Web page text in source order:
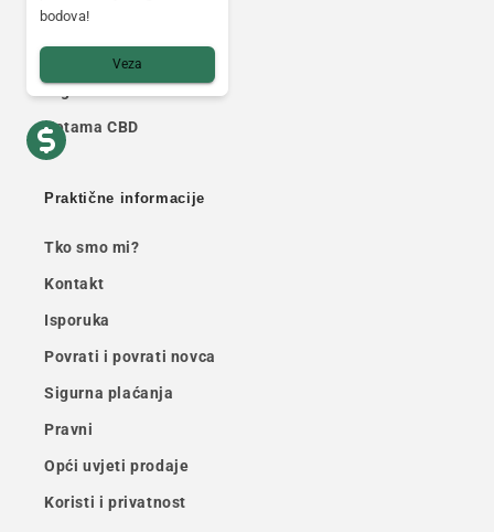
CBD pjenušavo žuto
Afghan Hash CBD
Ketama CBD
Praktične informacije
Tko smo mi?
Kontakt
Isporuka
Povrati i povrati novca
Sigurna plaćanja
Pravni
Opći uvjeti prodaje
Koristi i privatnost
bodova!
Veza